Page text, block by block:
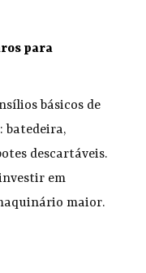
para
básicos de
batedeira,
descartáveis.
em
maior.